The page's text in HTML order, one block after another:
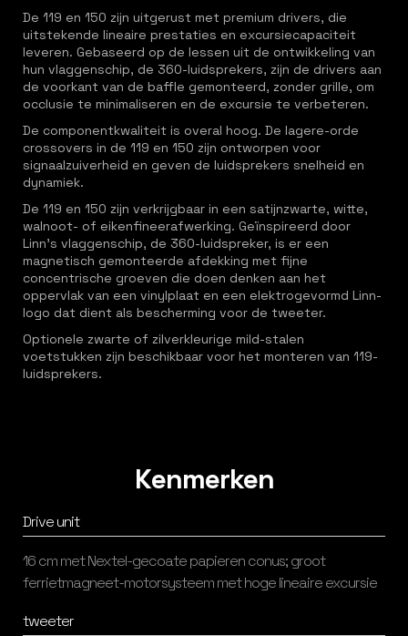
De 119 en 150 zijn uitgerust met premium drivers, die
uitstekende lineaire prestaties en excursiecapaciteit
leveren. Gebaseerd op de lessen uit de ontwikkeling van
hun vlaggenschip, de 360-luidsprekers, zijn de drivers aan
de voorkant van de baffle gemonteerd, zonder grille, om
occlusie te minimaliseren en de excursie te verbeteren.
De componentkwaliteit is overal hoog. De lagere-orde
crossovers in de 119 en 150 zijn ontworpen voor
signaalzuiverheid en geven de luidsprekers snelheid en
dynamiek.
De 119 en 150 zijn verkrijgbaar in een satijnzwarte, witte,
walnoot- of eikenfineerafwerking. Geïnspireerd door
Linn’s vlaggenschip, de 360-luidspreker, is er een
magnetisch gemonteerde afdekking met fijne
concentrische groeven die doen denken aan het
oppervlak van een vinylplaat en een elektrogevormd Linn-
logo dat dient als bescherming voor de tweeter.
Optionele zwarte of zilverkleurige mild-stalen
voetstukken zijn beschikbaar voor het monteren van 119-
luidsprekers.
Kenmerken
Drive unit
16 cm met Nextel-gecoate papieren conus; groot
ferrietmagneet-motorsysteem met hoge lineaire excursie
tweeter